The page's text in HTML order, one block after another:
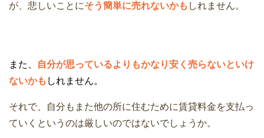
が、悲しいことにそう簡単に売れないかも しれません。
また、
自分が思っているよりもかなり安く売らないといけ
ないかも しれません。
それで、自分もまた他の所に住むために賃貸料金を支払っ
ていくというのは厳しいのではないでしょうか。